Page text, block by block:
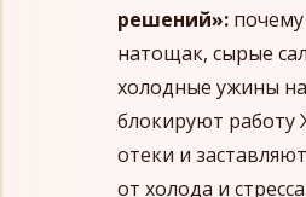
решений»:
натощак, сырые
холодные ужины
блокируют
отеки и
от холода и стресса.